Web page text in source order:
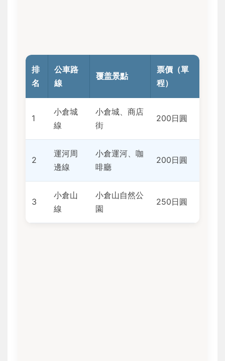
排
名
公車路
線
覆盖景點
票價（單
程）
1
小倉城
線
小倉城、商店
街
200日圓
2
運河周
邊線
小倉運河、咖
啡廳
200日圓
3
小倉山
線
小倉山自然公
園
250日圓